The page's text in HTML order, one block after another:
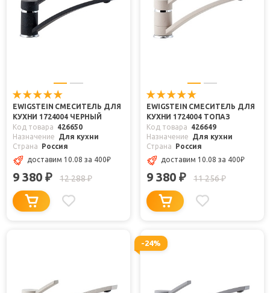
EWIGSTEIN СМЕСИТЕЛЬ ДЛЯ
КУХНИ 1724004 ЧЕРНЫЙ
Код товара
426650
Назначение
Для кухни
Страна
Россия
доставим 10.08 за 400₽
9 380 ₽ 12 288₽
EWIGSTEIN СМЕСИТЕЛЬ ДЛЯ
КУХНИ 1724004 ТОПАЗ
Код товара
426649
Назначение
Для кухни
Страна
Россия
доставим 10.08 за 400₽
9 380 ₽ 11 256₽
-24%